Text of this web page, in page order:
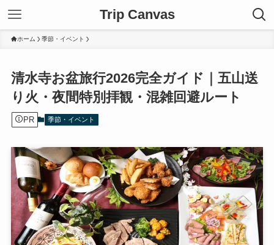
Trip Canvas
ホーム 季節・イベント
清水寺お盆旅行2026完全ガイド｜五山送
り火・夜間特別拝観・混雑回避ルート
PR 季節・イベント